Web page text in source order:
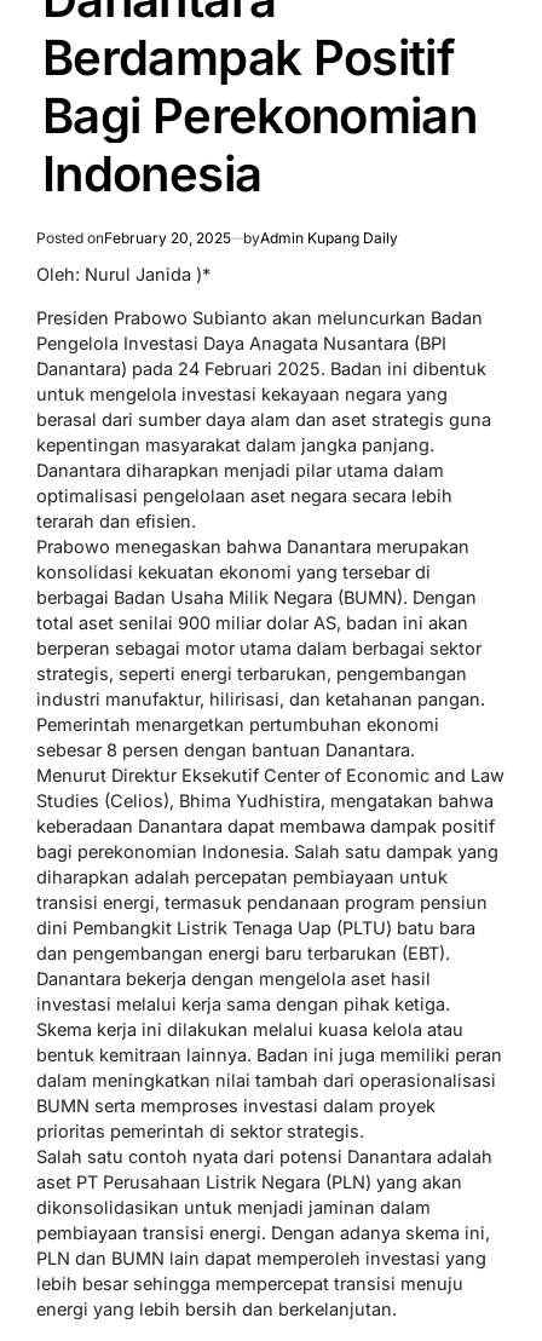
Berdampak Positif
Bagi Perekonomian
Indonesia
Posted onFebruary 20, 2025 byAdmin Kupang Daily
Oleh: Nurul Janida )*
Presiden Prabowo Subianto akan meluncurkan Badan
Pengelola Investasi Daya Anagata Nusantara (BPI
Danantara) pada 24 Februari 2025. Badan ini dibentuk
untuk mengelola investasi kekayaan negara yang
berasal dari sumber daya alam dan aset strategis guna
kepentingan masyarakat dalam jangka panjang.
Danantara diharapkan menjadi pilar utama dalam
optimalisasi pengelolaan aset negara secara lebih
terarah dan efisien.
Prabowo menegaskan bahwa Danantara merupakan
konsolidasi kekuatan ekonomi yang tersebar di
berbagai Badan Usaha Milik Negara (BUMN). Dengan
total aset senilai 900 miliar dolar AS, badan ini akan
berperan sebagai motor utama dalam berbagai sektor
strategis, seperti energi terbarukan, pengembangan
industri manufaktur, hilirisasi, dan ketahanan pangan.
Pemerintah menargetkan pertumbuhan ekonomi
sebesar 8 persen dengan bantuan Danantara.
Menurut Direktur Eksekutif Center of Economic and Law
Studies (Celios), Bhima Yudhistira, mengatakan bahwa
keberadaan Danantara dapat membawa dampak positif
bagi perekonomian Indonesia. Salah satu dampak yang
diharapkan adalah percepatan pembiayaan untuk
transisi energi, termasuk pendanaan program pensiun
dini Pembangkit Listrik Tenaga Uap (PLTU) batu bara
dan pengembangan energi baru terbarukan (EBT).
Danantara bekerja dengan mengelola aset hasil
investasi melalui kerja sama dengan pihak ketiga.
Skema kerja ini dilakukan melalui kuasa kelola atau
bentuk kemitraan lainnya. Badan ini juga memiliki peran
dalam meningkatkan nilai tambah dari operasionalisasi
BUMN serta memproses investasi dalam proyek
prioritas pemerintah di sektor strategis.
Salah satu contoh nyata dari potensi Danantara adalah
aset PT Perusahaan Listrik Negara (PLN) yang akan
dikonsolidasikan untuk menjadi jaminan dalam
pembiayaan transisi energi. Dengan adanya skema ini,
PLN dan BUMN lain dapat memperoleh investasi yang
lebih besar sehingga mempercepat transisi menuju
energi yang lebih bersih dan berkelanjutan.